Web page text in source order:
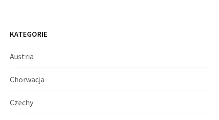
KATEGORIE
Austria
Chorwacja
Czechy